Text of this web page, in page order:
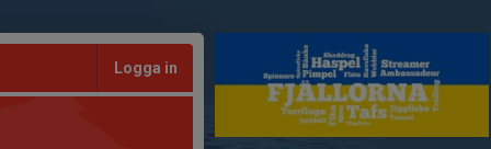
Logga in